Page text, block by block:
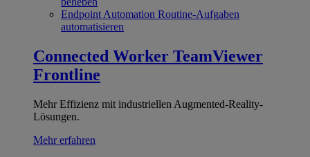
Endpoint Automation Routine-Aufgaben
automatisieren
Connected Worker TeamViewer
Frontline
Mehr Effizienz mit industriellen Augmented-Reality-
Lösungen.
Mehr erfahren